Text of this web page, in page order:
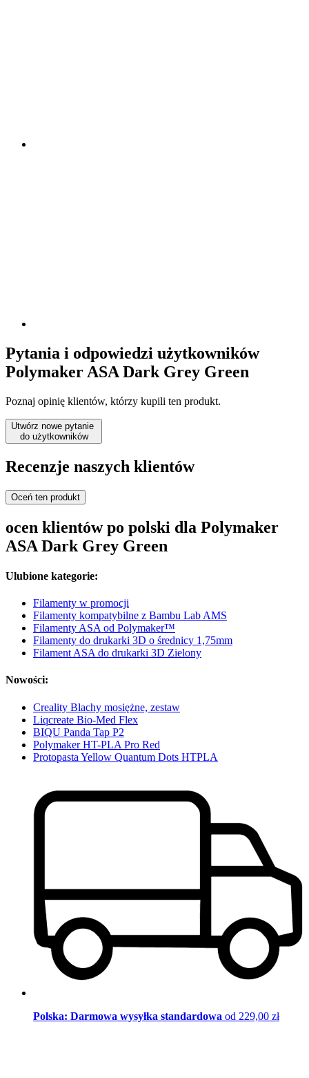
Pytania i odpowiedzi użytkowników
Polymaker ASA Dark Grey Green
Poznaj opinię klientów, którzy kupili ten produkt.
Utwórz nowe pytanie
do użytkowników
Recenzje naszych klientów
Oceń ten produkt
ocen klientów po polski dla Polymaker
ASA Dark Grey Green
Ulubione kategorie:
Filamenty w promocji
Filamenty kompatybilne z Bambu Lab AMS
Filamenty ASA od Polymaker™
Filamenty do drukarki 3D o średnicy 1,75mm
Filament ASA do drukarki 3D Zielony
Nowości:
Creality Blachy mosiężne, zestaw
Liqcreate Bio-Med Flex
BIQU Panda Tap P2
Polymaker HT-PLA Pro Red
Protopasta Yellow Quantum Dots HTPLA
Polska: Darmowa wysyłka standardowa od 229,00 zł